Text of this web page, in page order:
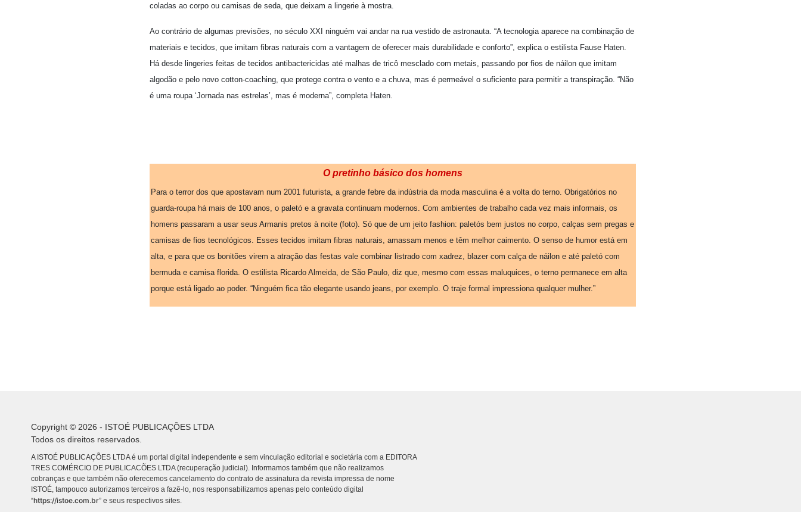
coladas ao corpo ou camisas de seda, que deixam a lingerie à mostra.
Ao contrário de algumas previsões, no século XXI ninguém vai andar na rua vestido de astronauta. “A tecnologia aparece na combinação de
materiais e tecidos, que imitam fibras naturais com a vantagem de oferecer mais durabilidade e conforto”, explica o estilista Fause Haten.
Há desde lingeries feitas de tecidos antibactericidas até malhas de tricô mesclado com metais, passando por fios de náilon que imitam
algodão e pelo novo cotton-coaching, que protege contra o vento e a chuva, mas é permeável o suficiente para permitir a transpiração. “Não
é uma roupa ‘Jornada nas estrelas’, mas é moderna”, completa Haten.
O pretinho básico dos homens
Para o terror dos que apostavam num 2001 futurista, a grande febre da indústria da moda masculina é a volta do terno. Obrigatórios no
guarda-roupa há mais de 100 anos, o paletó e a gravata continuam modernos. Com ambientes de trabalho cada vez mais informais, os
homens passaram a usar seus Armanis pretos à noite (foto). Só que de um jeito fashion: paletós bem justos no corpo, calças sem pregas e
camisas de fios tecnológicos. Esses tecidos imitam fibras naturais, amassam menos e têm melhor caimento. O senso de humor está em
alta, e para que os bonitões virem a atração das festas vale combinar listrado com xadrez, blazer com calça de náilon e até paletó com
bermuda e camisa florida. O estilista Ricardo Almeida, de São Paulo, diz que, mesmo com essas maluquices, o terno permanece em alta
porque está ligado ao poder. “Ninguém fica tão elegante usando jeans, por exemplo. O traje formal impressiona qualquer mulher.”
Copyright © 2026 - ISTOÉ PUBLICAÇÕES LTDA
Todos os direitos reservados.
A ISTOÉ PUBLICAÇÕES LTDA é um portal digital independente e sem vinculação editorial e societária com a EDITORA
TRES COMÉRCIO DE PUBLICACÕES LTDA (recuperação judicial). Informamos também que não realizamos
cobranças e que também não oferecemos cancelamento do contrato de assinatura da revista impressa de nome
ISTOÉ, tampouco autorizamos terceiros a fazê-lo, nos responsabilizamos apenas pelo conteúdo digital
“https://istoe.com.br” e seus respectivos sites.